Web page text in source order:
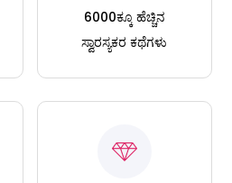
6000ಕ್ಕೂ ಹೆಚ್ಚಿನ
ಸ್ವಾರಸ್ಯಕರ ಕಥೆಗಳು